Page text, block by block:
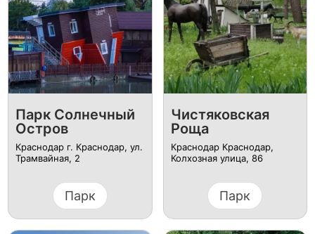
Парк Солнечный
Остров
Краснодар г. Краснодар, ул.
Трамвайная, 2
Парк
Чистяковская
Роща
Краснодар Краснодар,
Колхозная улица, 86
Парк